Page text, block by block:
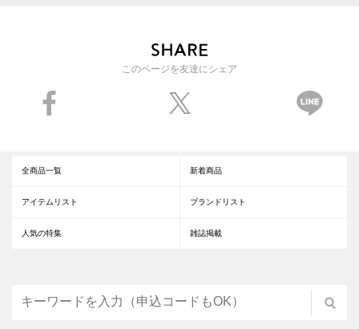
このページを友達にシェア
全商品一覧 新着商品
アイテムリスト ブランドリスト
人気の特集 雑誌掲載